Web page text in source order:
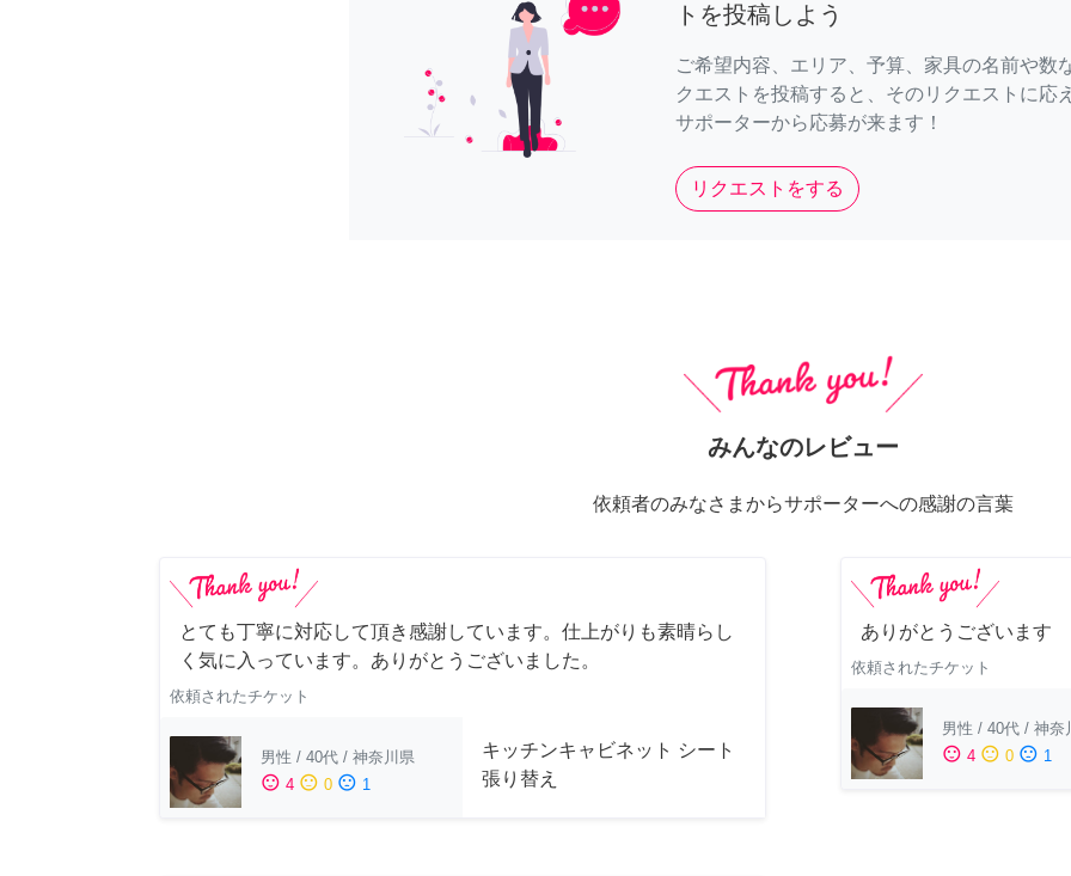
トを投稿しよう
ご希望内容、エリア、予算、家具の名前や数
クエストを投稿すると、そのリクエストに応
サポーターから応募が来ます！
リクエストをする
みんなのレビュー
依頼者のみなさまからサポーターへの感謝の言葉
とても丁寧に対応して頂き感謝しています。仕上がりも素晴らし
く気に入っています。ありがとうございました。
依頼されたチケット
男性 / 40代 / 神奈川県
sentiment_satisfied 4 sentiment_neutral 0 sentiment_dissatisfied 1
キッチンキャビネット シート
張り替え
ありがとうございます
依頼されたチケット
男性 / 40代 / 神奈
sentiment_satisfied 4 sentiment_neutral 0 sentiment_dissatisfied 1